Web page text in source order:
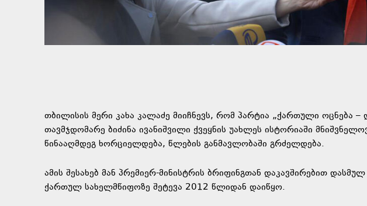
თბილისის მერი კახა კალაძე მიიჩნევს, რომ პარტია „ქართული ოცნება
თავმჯდომარე ბიძინა ივანიშვილი ქვეყნის უახლეს ისტორიაში
წინააღმდეგ ხორციელდება, წლების განმავლობაში გრძელდება.
ამის შესახებ მან პრემიერ-მინისტრის ბრიფინგთან დაკავშირებით
ქართულ სახელმწიფოზე შეტევა 2012 წლიდან დაიწყო.